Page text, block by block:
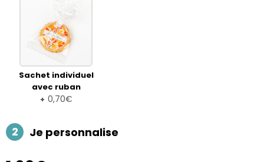
Sachet individuel
avec ruban
+ 0,70€
2 Je personnalise